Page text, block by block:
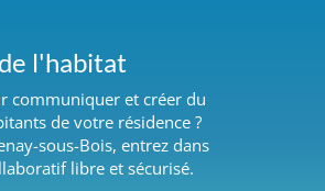
l'habitat
communiquer et créer du
de votre résidence ?
sous-Bois, entrez dans
libre et sécurisé.